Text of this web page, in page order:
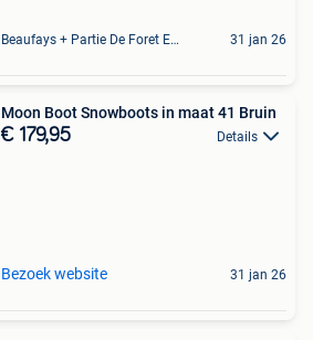
Beaufays + Partie De Foret Et De Tilff 31 jan 26
Moon Boot Snowboots in maat 41 Bruin
€ 179,95 Details
Bezoek website 31 jan 26